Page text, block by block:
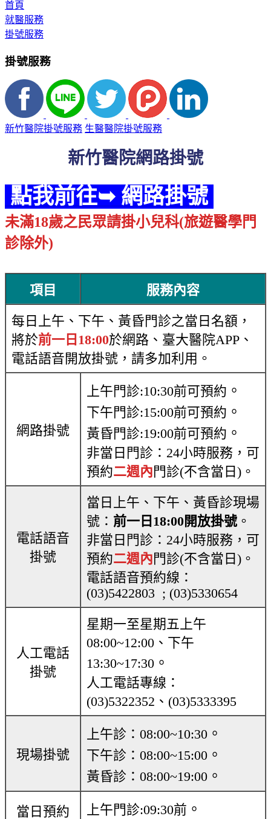
首頁
就醫服務
掛號服務
掛號服務
新竹醫院掛號服務 生醫醫院掛號服務
新竹醫院網路掛號
點我前往➥ 網路掛號
未滿18歲之民眾請掛小兒科(旅遊醫學門
診除外)
項目 服務內容
每日上午 、 下午 、 黃昏門診之當日名額，
將於前一日18:00於網路、臺大醫院APP、
電話語音開放掛號，請多加利用。
網路掛號
上午門診:10:30前可預約 。
下午門診:15:00前可預約 。
黃昏門診:19:00前可預約 。
非當日門診：24小時服務，可
預約二週內門診(不含當日)。
電話語音
掛號
當日上午、下午、黃昏診現場
號： 前一日18:00開放掛號 。
非當日門診：24小時服務，可
預約二週內門診(不含當日)。
電話語音預約線：
(03)5422803 ; (03)5330654
人工電話
掛號
星期一至星期五上午
08:00~12:00、下午
13:30~17:30 。
人工電話專線：
(03)5322352、(03)5333395
現場掛號
上午診：08:00~10:30 。
下午診：08:00~15:00 。
黃昏診：08:00~19:00 。
當日預約
上午門診:09:30前 。